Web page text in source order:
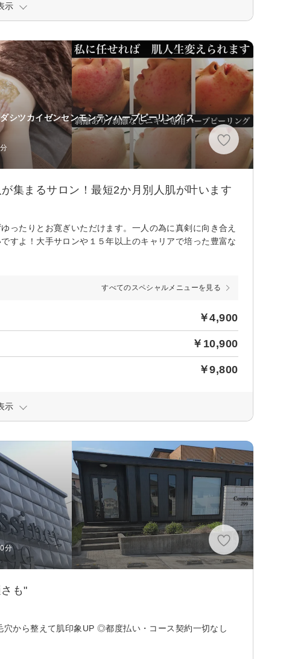
示
シツカイゼンセンモンテンハーブピーリング ス
集まるサロン！最短2か月別人肌が叶います
ったりとお寛ぎいただけます。一人の為に真剣に向き合え
すよ！大手サロンや１５年以上のキャリアで培った豊富な
すべてのスペシャルメニューを見る
￥4,900
￥10,900
￥9,800
示
分
も"
から整えて肌印象UP ◎都度払い・コース契約一切なし